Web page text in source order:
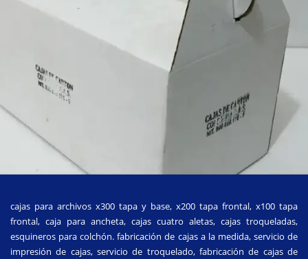
cajas para archivos x300 tapa y base, x200 tapa frontal, x100 tapa
frontal, caja para ancheta, cajas cuatro aletas, cajas troqueladas,
esquineros para colchón. fabricación de cajas a la medida, servicio de
impresión de cajas, servicio de troquelado, fabricación de cajas de